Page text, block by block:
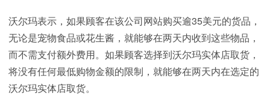
沃尔玛表示，如果顾客在该公司网站购买逾35美元的货品，
无论是宠物食品或花生酱，就能够在两天内收到这些物品，
而不需支付额外费用。如果顾客选择到沃尔玛实体店取货，
将没有任何最低购物金额的限制，就能够在两天内在选定的
沃尔玛实体店取货。